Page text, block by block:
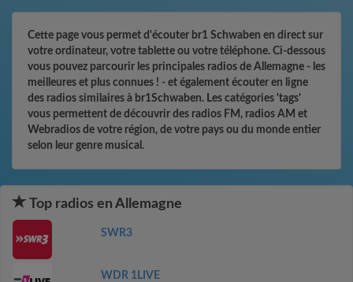
Cette page vous permet d'écouter br1 Schwaben en direct sur
votre ordinateur, votre tablette ou votre téléphone. Ci-dessous
vous pouvez parcourir les principales radios de Allemagne - les
meilleures et plus connues ! - et également écouter en ligne
des radios similaires à br1Schwaben. Les catégories 'tags'
vous permettent de découvrir des radios FM, radios AM et
Webradios de votre région, de votre pays ou du monde entier
selon leur genre musical.
Top radios en Allemagne
SWR3
WDR 1LIVE